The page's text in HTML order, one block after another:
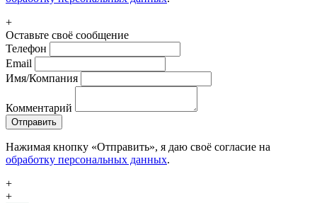
+
Оставьте своё сообщение
Телефон
Email
Имя/Компания
Комментарий
Отправить
Нажимая кнопку «Отправить», я даю своё согласие на
обработку персональных данных.
+
+